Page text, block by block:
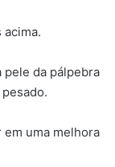
pele da pálpebra
uma melhora